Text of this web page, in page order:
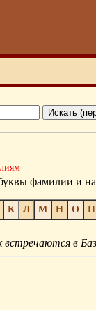
фамилии и
К Л М Н О П
в